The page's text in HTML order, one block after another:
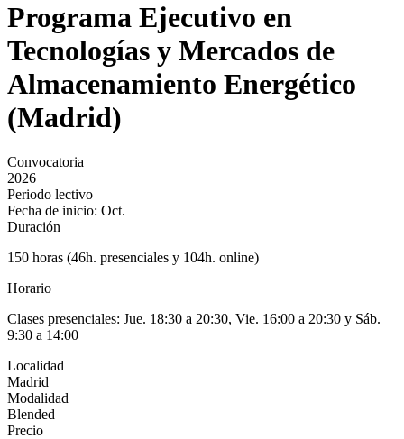
Programa Ejecutivo en
Tecnologías y Mercados de
Almacenamiento Energético
(Madrid)
Convocatoria
2026
Periodo lectivo
Fecha de inicio: Oct.
Duración
150 horas (46h. presenciales y 104h. online)
Horario
Clases presenciales: Jue. 18:30 a 20:30, Vie. 16:00 a 20:30 y Sáb.
9:30 a 14:00
Localidad
Madrid
Modalidad
Blended
Precio